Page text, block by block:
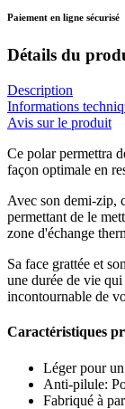
Paiement en ligne sécurisé
Détails du
Description
Informations
Avis sur le produit
Ce polar permettra
façon optimale en
Avec son demi-zip,
permettant de le
zone d'échange
Sa face grattée et
une durée de vie
incontournable de
Caractéristiques
Léger pour
Anti-pilule:
Fabriqué à